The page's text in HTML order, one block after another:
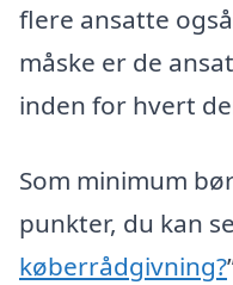
flere ansatte
måske er de
inden for hvert
Som minimum
punkter, du kan
køberrådgivning?